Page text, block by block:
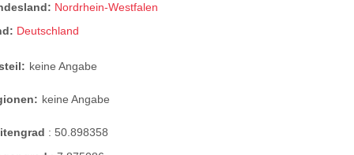
Nordrhein-Westfalen
Deutschland
keine Angabe
keine Angabe
:50.898358